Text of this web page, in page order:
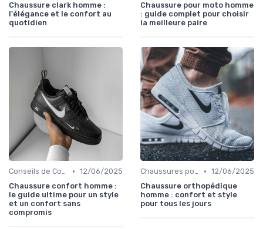
Chaussure clark homme :
l'élégance et le confort au
quotidien
Chaussure pour moto homme
: guide complet pour choisir
la meilleure paire
Conseils de Confort au Quotidien • 12/06/2025
Chaussure confort homme :
le guide ultime pour un style
et un confort sans
compromis
Chaussures pour Conditions Spécifiques • 12/06/2025
Chaussure orthopédique
homme : confort et style
pour tous les jours